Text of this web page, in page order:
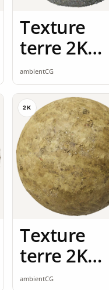
Texture
terre 2K
seamless
ambientCG
2K
Texture
terre 2K
seamless
ambientCG